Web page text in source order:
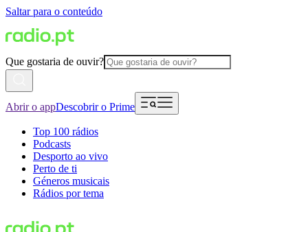
Saltar para o conteúdo
Que gostaria de ouvir?
Abrir o appDescobrir o Prime
Top 100 rádios
Podcasts
Desporto ao vivo
Perto de ti
Géneros musicais
Rádios por tema